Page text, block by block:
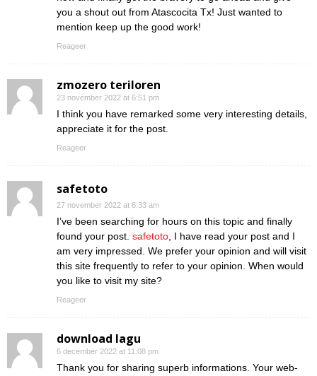
you a shout out from Atascocita Tx! Just wanted to
mention keep up the good work!
Reageer
zmozero teriloren
23 november 2022 at 6:51 pm
I think you have remarked some very interesting details,
appreciate it for the post.
Reageer
safetoto
27 november 2022 at 8:33 am
I’ve been searching for hours on this topic and finally
found your post. safetoto , I have read your post and I
am very impressed. We prefer your opinion and will visit
this site frequently to refer to your opinion. When would
you like to visit my site?
Reageer
download lagu
6 december 2022 at 11:08 pm
Thank you for sharing superb informations. Your web-